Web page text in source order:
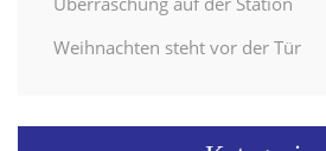
Weihnachten steht vor der Tür